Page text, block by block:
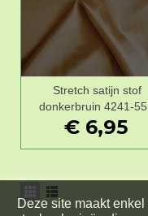
Stretch satijn stof
donkerbruin 4241-
€ 6,95
Deze site maakt